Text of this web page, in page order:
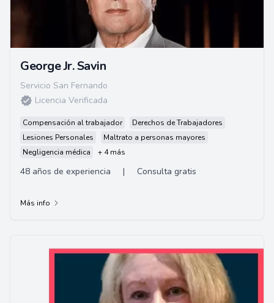
George Jr. Savin
Servicio San Fernando
Licencia Verificada
Compensación al trabajador
Derechos de Trabajadores
Lesiones Personales
Maltrato a personas mayores
Negligencia médica
+ 4 más
48 años de experiencia | Consulta gratis
Más info